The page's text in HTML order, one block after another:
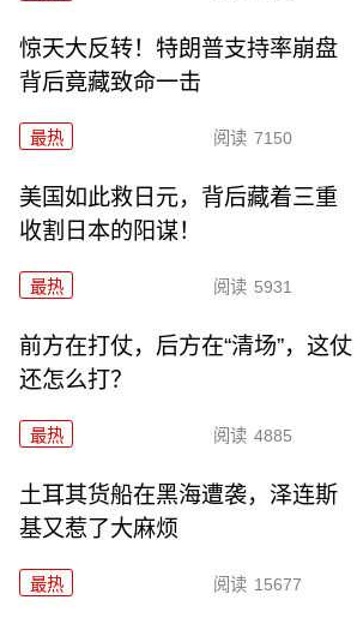
惊天大反转！特朗普支持率崩盘
背后竟藏致命一击
最热 阅读 7150
美国如此救日元，背后藏着三重
收割日本的阳谋！
最热 阅读 5931
前方在打仗，后方在“清场”，这仗
还怎么打？
最热 阅读 4885
土耳其货船在黑海遭袭，泽连斯
基又惹了大麻烦
最热 阅读 15677